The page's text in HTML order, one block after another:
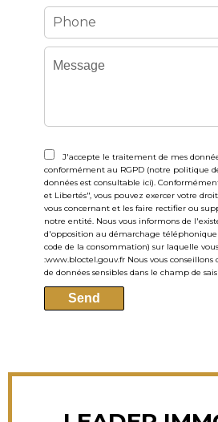
J'accepte le traitement de mes
conformément au RGPD (notre politique
données est consultable ici).
et Libertés", vous pouvez exercer votre
vous concernant et les faire rectifier ou
notre entité. Nous vous informons de
d'opposition au démarchage téléphonique
code de la consommation) sur laquelle
:www.bloctel.gouv.fr Nous vous
de données sensibles dans le champ de
Send